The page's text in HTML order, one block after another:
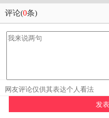
评论(0条)
网友评论仅供其表达个人看法